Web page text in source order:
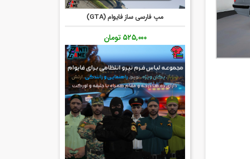
مپ فارسی ساز فایوام (GTA)
۵۲۵,۰۰۰ تومان